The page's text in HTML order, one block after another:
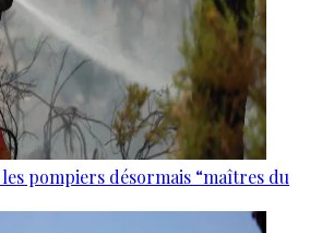
pompiers désormais “maîtres du